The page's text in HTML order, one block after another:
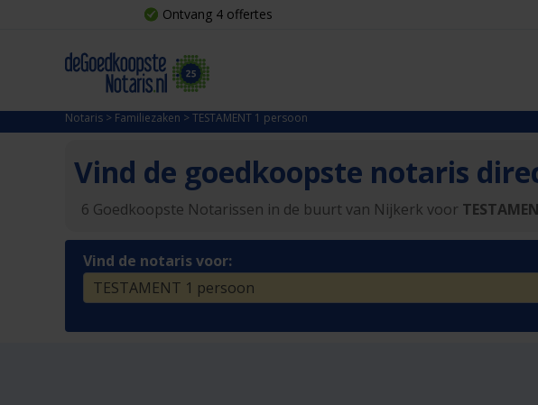
Ontvang 4 offertes
Notaris > Familiezaken >TESTAMENT 1 persoon
Vind de goedkoopste notaris
6 Goedkoopste Notarissen in de buurt van Nijkerk voor
Vind de notaris voor: